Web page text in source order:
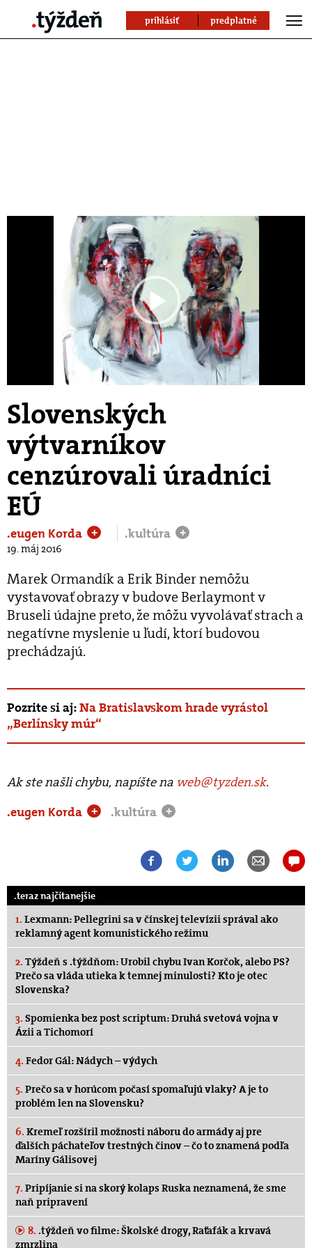
prihlásiť predplatné
Play
Video
Slovenských
výtvarníkov
cenzúrovali úradníci
EÚ
.eugen Korda + .kultúra +
19. máj 2016
Marek Ormandík a Erik Binder nemôžu
vystavovať obrazy v budove Berlaymont v
Bruseli údajne preto, že môžu vyvolávať strach a
negatívne myslenie u ľudí, ktorí budovou
prechádzajú.
Pozrite si aj:Na Bratislavskom hrade vyrástol
„Berlínsky múr“
Ak ste našli chybu, napíšte na web@tyzden.sk.
.eugen Korda
+ .kultúra +
.teraz najčítanejšie
1. Lexmann: Pellegrini sa v čínskej televízii správal ako
reklamný agent komunistického režimu
2. Týždeň s .týždňom: Urobil chybu Ivan Korčok, alebo PS?
Prečo sa vláda utieka k temnej minulosti? Kto je otec
Slovenska?
3. Spomienka bez post scriptum: Druhá svetová vojna v
Ázii a Tichomorí
4. Fedor Gál: Nádych – výdych
5. Prečo sa v horúcom počasí spomaľujú vlaky? A je to
problém len na Slovensku?
6. Kremeľ rozšíril možnosti náboru do armády aj pre
ďalších páchateľov trestných činov – čo to znamená podľa
Maríny Gálisovej
7. Pripíjanie si na skorý kolaps Ruska neznamená, že sme
naň pripravení
8. .týždeň vo filme: Školské drogy, Raťafák a krvavá
zmrzlina